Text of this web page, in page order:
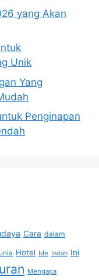
yang Akan
Unik
Yang
Penginapan
Cara dalam
Hotel Ide Indah Ini
Mengapa